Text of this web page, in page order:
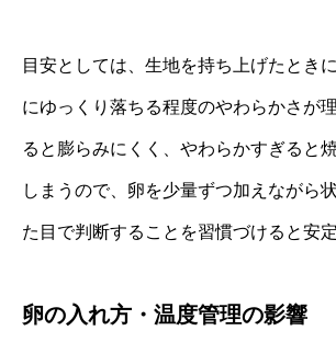
目安としては、生地を持ち上げたとき
にゆっくり落ちる程度のやわらかさが
ると膨らみにくく、やわらかすぎると
しまうので、卵を少量ずつ加えながら
た目で判断することを習慣づけると安
卵の入れ方・温度管理の影響